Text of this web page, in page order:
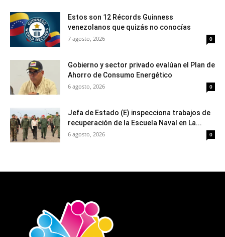
Estos son 12 Récords Guinness
venezolanos que quizás no conocías
7 agosto, 2026 0
Gobierno y sector privado evalúan el Plan de
Ahorro de Consumo Energético
6 agosto, 2026 0
Jefa de Estado (E) inspecciona trabajos de
recuperación de la Escuela Naval en La...
6 agosto, 2026 0